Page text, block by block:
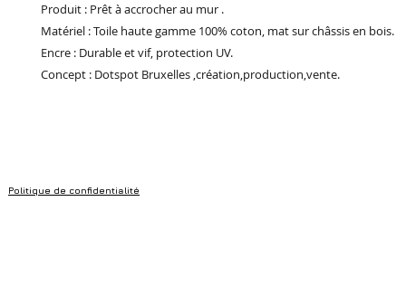
Produit : Prêt à accrocher au mur .
Matériel : Toile haute gamme 100% coton, mat sur châssis en bois.
Encre : Durable et vif, protection UV.
Concept : Dotspot Bruxelles ,création,production,vente.
Politique de confidentialité